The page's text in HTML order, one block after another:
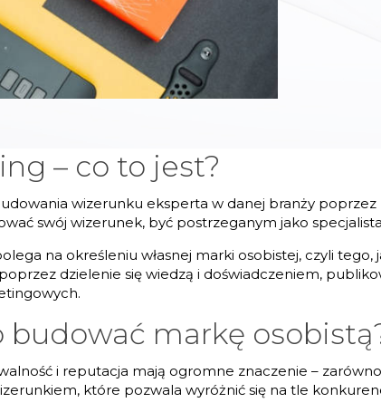
– co to jest?
wizerunku eksperta w danej branży poprzez
swój wizerunek, być postrzeganym jako
na określeniu własnej marki osobistej, czyli
dzielenie się wiedzą i doświadczeniem,
budować markę
i reputacja mają ogromne znaczenie –
które pozwala wyróżnić się na tle